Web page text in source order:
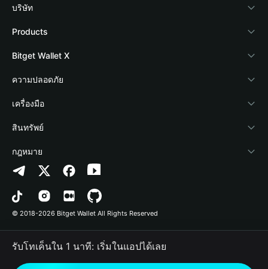
บริษัท
เกี่ยวกับ Bitget Wallet
Blog
Academy
ข่าวสารด้านคริปโต
ศูนย์ช่วยเหลือ
ติดต่อเรา
ทรัพยากรข้อมูลของแบรนด์
อาชีพ
Products
Crypto Card
Stablecoin Earn
Payfi Crypto
Crypto Swap API
Altcoin Season Index
Prediction Markets
DApp
RWA
Bitget Wallet X
นักพัฒนา
เชื่อมต่อ Wallet
Bitget Wallet Pay
ลิสต์โปรเจกต์
ความปลอดภัย
Protection Fund
เทคโนโลยีความปลอดภัย
เครื่องมือ
ซื้อคริปโต
การตรวจจับการอนุญาต
การตรวจจับสัญญา
การโอนเป็นชุด
สินทรัพย์
Arbitrum
Avalanche
Bitcoin
Polygon
กฎหมาย
นโยบายความเป็นส่วนตัว
ข้อตกลงในการใช้บริการ
© 2018-2026 Bitget Wallet All Rights Reserved
รับโทเค็นใน 1 นาที: เริ่มในแอปได้เลย